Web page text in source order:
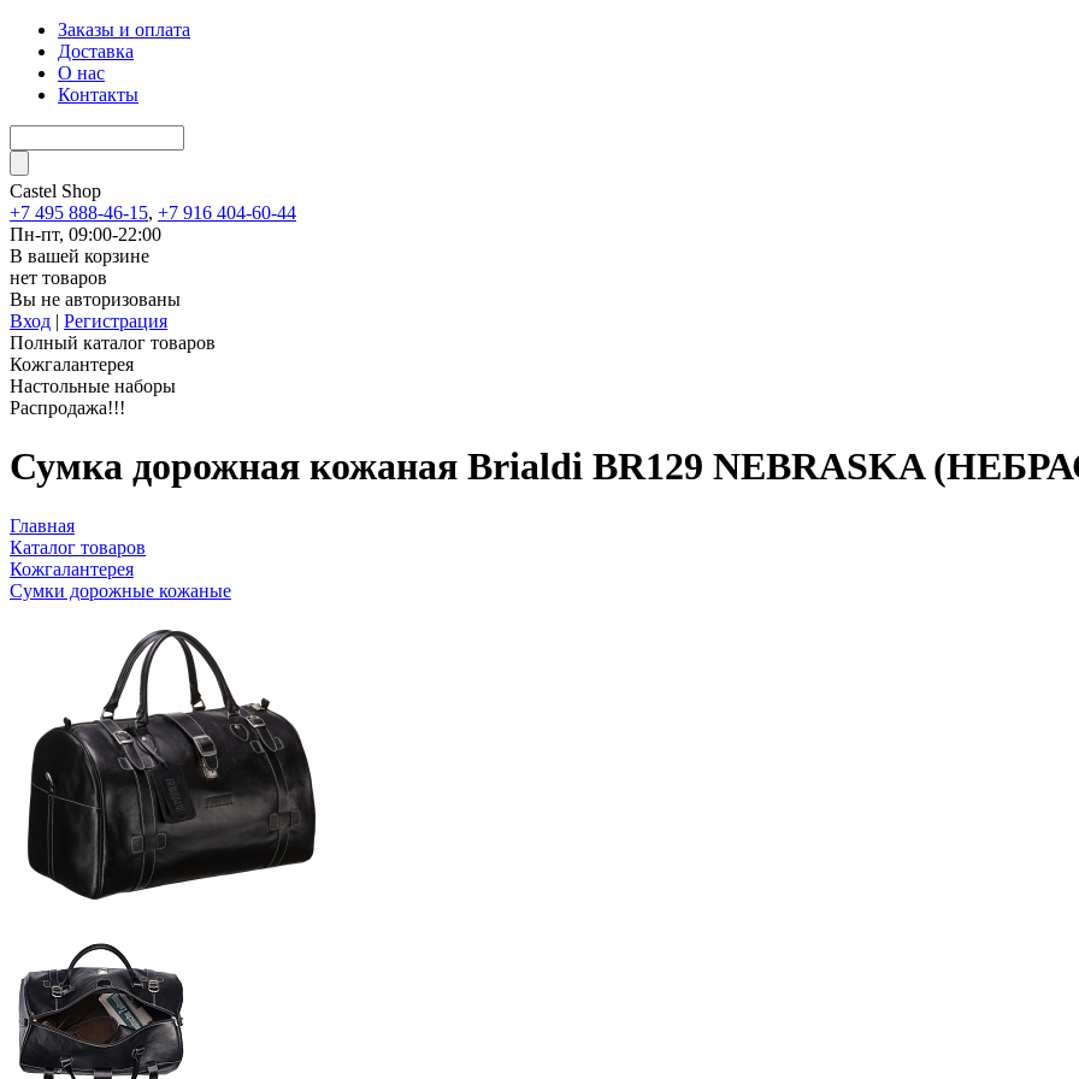
Заказы и оплата
Доставка
О нас
Контакты
Castel Shop
+7 495 888-46-15, +7 916 404-60-44
Пн-пт, 09:00-22:00
В вашей корзине
нет товаров
Вы не авторизованы
Вход | Регистрация
Полный каталог товаров
Кожгалантерея
Настольные наборы
Распродажа!!!
Сумка дорожная кожаная Brialdi BR129 NEBRASKA
Главная
Каталог товаров
Кожгалантерея
Сумки дорожные кожаные